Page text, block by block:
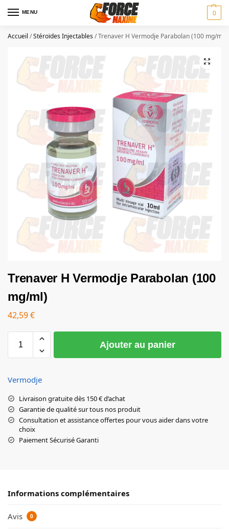
MENU 0
Accueil /Stéroïdes Injectables/Trenaver H Vermodje Parabolan (100 mg/ml)
Trenaver H Vermodje Parabolan (100
mg/ml)
42,59€
Ajouter au panier
Vermodje
Livraison gratuite dès 150 € d’achat
Garantie de qualité sur tous nos produit
Consultation et assistance offertes pour vous aider dans votre
choix
Paiement Sécurisé Garanti
Informations complémentaires
Avis 0